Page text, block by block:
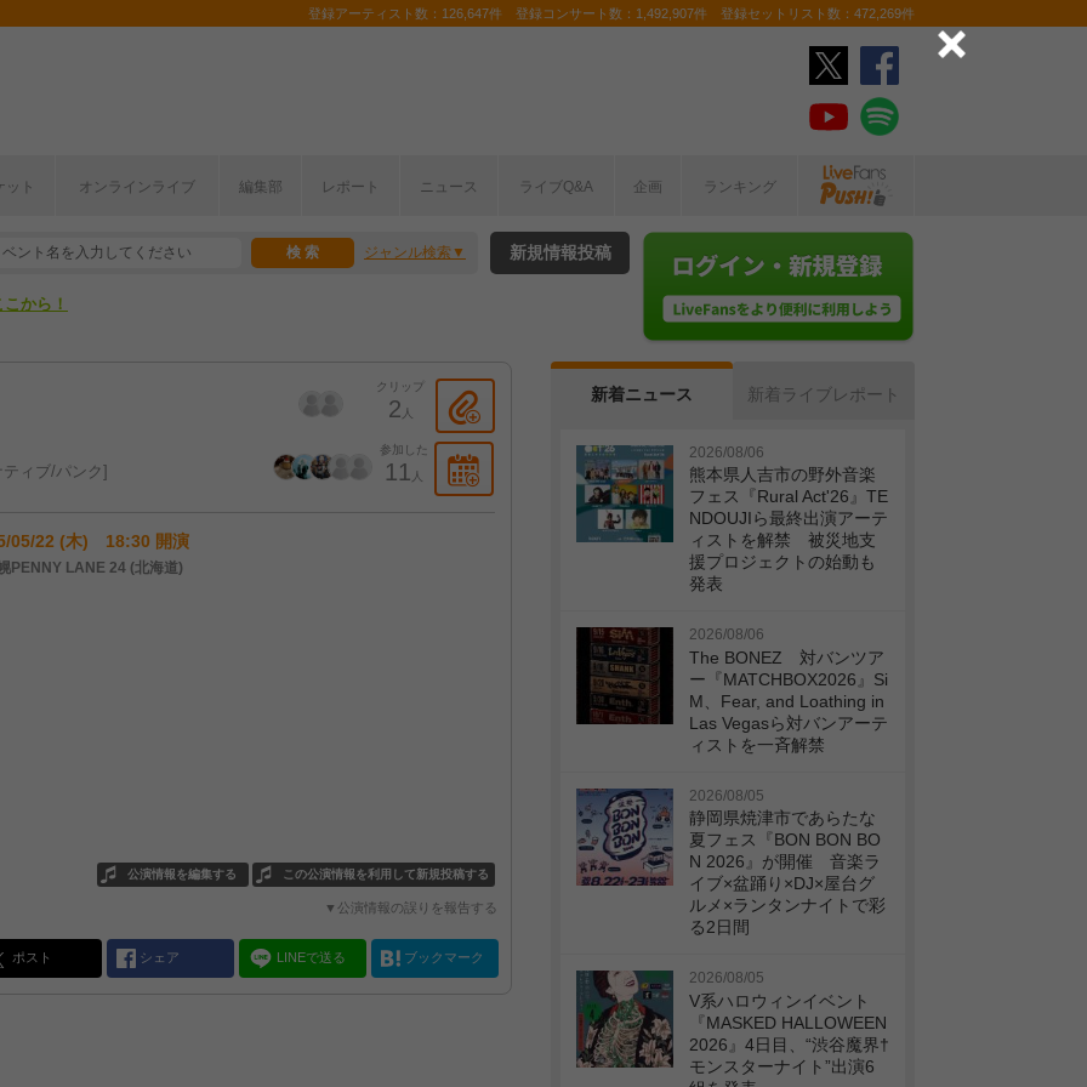
登録アーティスト数：126,647件 登録コンサート数：1,492,907件 登録セットリスト数：472,269件
ット オンラインライブ 編集部 レポート ニュース ライブQ&A 企画 ランキング
ジャンル検索
半期編発表！
から！
新規情報投稿
クリップ
2 人
参加した
11 人
ィブ/パンク
05/22 (木) 18:30 開演
PENNY LANE 24 (北海道)
この公演情報を利用して新規投稿する
公演情報を編集する
▼公演情報の誤りを報告する
ポスト シェア LINEで送る ブックマーク
新着ニュース 新着ライブレポート
2026/08/06
熊本県人吉市の野外音楽
フェス『Rural Act'26』TE
NDOUJIら最終出演アーテ
ィストを解禁 被災地支
援プロジェクトの始動も
発表
2026/08/06
The BONEZ 対バンツア
ー『MATCHBOX2026』Si
M、Fear, and Loathing in
Las Vegasら対バンアーテ
ィストを一斉解禁
2026/08/05
静岡県焼津市であらたな
夏フェス『BON BON BO
N 2026』が開催 音楽ラ
イブ×盆踊り×DJ×屋台グ
ルメ×ランタンナイトで彩
る2日間
2026/08/05
V系ハロウィンイベント
『MASKED HALLOWEEN
2026』4日目、“渋谷魔界†
モンスターナイト”出演6